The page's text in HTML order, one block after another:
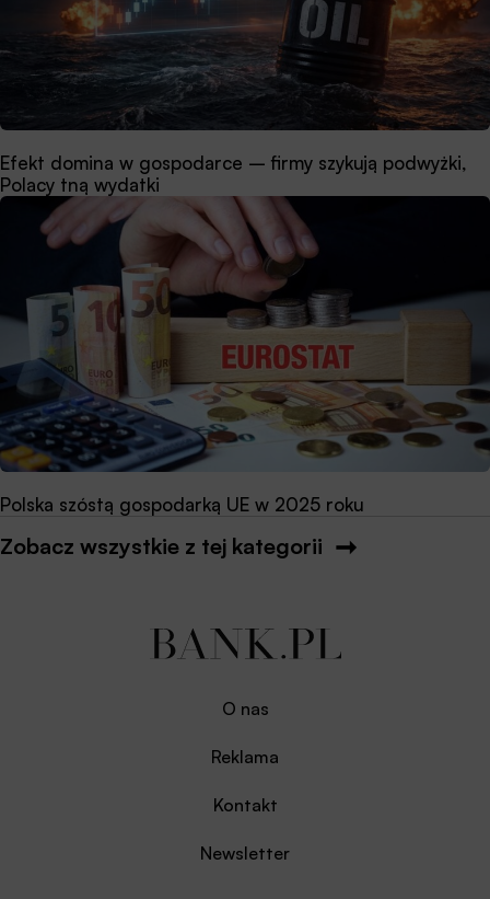
Efekt domina w gospodarce – firmy szykują podwyżki,
Polacy tną wydatki
Polska szóstą gospodarką UE w 2025 roku
Zobacz wszystkie z tej kategorii
O nas
Reklama
Kontakt
Newsletter